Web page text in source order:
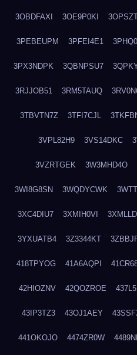
3OBDFAXI 3OE9P0KI
3PEBEUPM 3PFEI4E1
3PX3NDPK 3QBNPSU7
3RJJOB51 3RM5TAUQ
3TBVTN7Z 3TFI7CJL
3VPL82H9 3VS14DKC
3VZRTGEK 3W3MHD4O
3WI8G8SN 3WQDYCWK
3XC4DIU7 3XMIH0VI
3YXUATB4 3Z3344KT
418TPYOG 41A6AQPI
42HIOZNV 42QOZROE
43IP3TZ3 43OJ1AEY
441OKOJO 4474ZR0W